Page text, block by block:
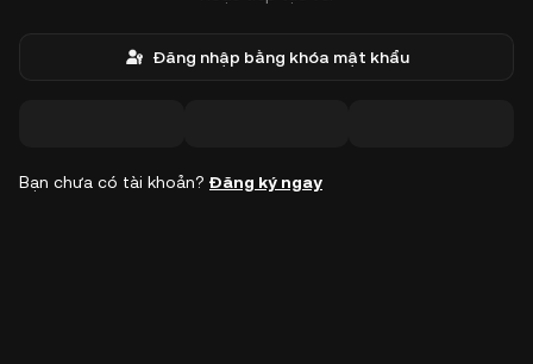
Đăng nhập bằng khóa mật khẩu
Bạn chưa có tài khoản? Đăng ký ngay